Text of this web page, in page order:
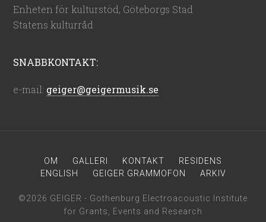
Enheten för kulturstöd, Göteborgs Stad
Statens kulturråd
SNABBKONTAKT:
e-mail: geiger@geigermusik.se
OM GALLERI KONTAKT
RESIDENS
ENGLISH
GEIGER GRAMMOFON ARKIV
©2026 GEIGER - Gothenburg Electroacoustic Institute
for Grants, Events and Research